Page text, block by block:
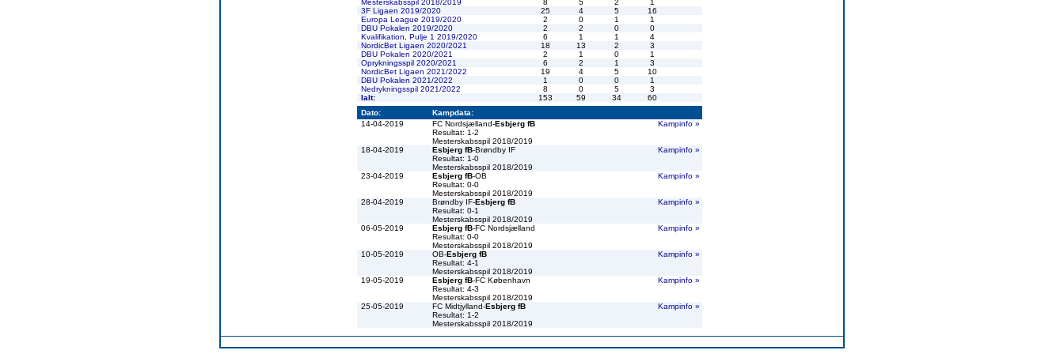
Mesterskabsspil 2018/2019
8 5 2
1
3F Ligaen 2019/2020
25 4 5
16
Europa League 2019/2020
2 0 1
1
DBU Pokalen 2019/2020
2 2 0
0
Kvalifikation, Pulje 1 2019/2020
6 1 1
4
NordicBet Ligaen 2020/2021
18 13 2
3
DBU Pokalen 2020/2021
2 1 0
1
Oprykningsspil 2020/2021
6 2 1
3
NordicBet Ligaen 2021/2022
19 4 5
10
DBU Pokalen 2021/2022
1 0 0
1
Nedrykningsspil 2021/2022
8 0 5
3
Ialt:
153 59 34
60
Dato:
Kampdata:
14-04-2019
FC Nordsjælland-Esbjerg fB
Resultat: 1-2
Mesterskabsspil 2018/2019
Kampinfo »
18-04-2019 Esbjerg fB-Brøndby IF
Resultat: 1-0
Mesterskabsspil 2018/2019
Kampinfo »
23-04-2019 Esbjerg fB-OB
Resultat: 0-0
Mesterskabsspil 2018/2019
Kampinfo »
28-04-2019 Brøndby IF-Esbjerg fB
Resultat: 0-1
Mesterskabsspil 2018/2019
Kampinfo »
06-05-2019 Esbjerg fB-FC Nordsjælland
Resultat: 0-0
Mesterskabsspil 2018/2019
Kampinfo »
10-05-2019 OB-Esbjerg fB
Resultat: 4-1
Mesterskabsspil 2018/2019
Kampinfo »
19-05-2019 Esbjerg fB-FC København
Resultat: 4-3
Mesterskabsspil 2018/2019
Kampinfo »
25-05-2019 FC Midtjylland-Esbjerg fB
Resultat: 1-2
Mesterskabsspil 2018/2019
Kampinfo »